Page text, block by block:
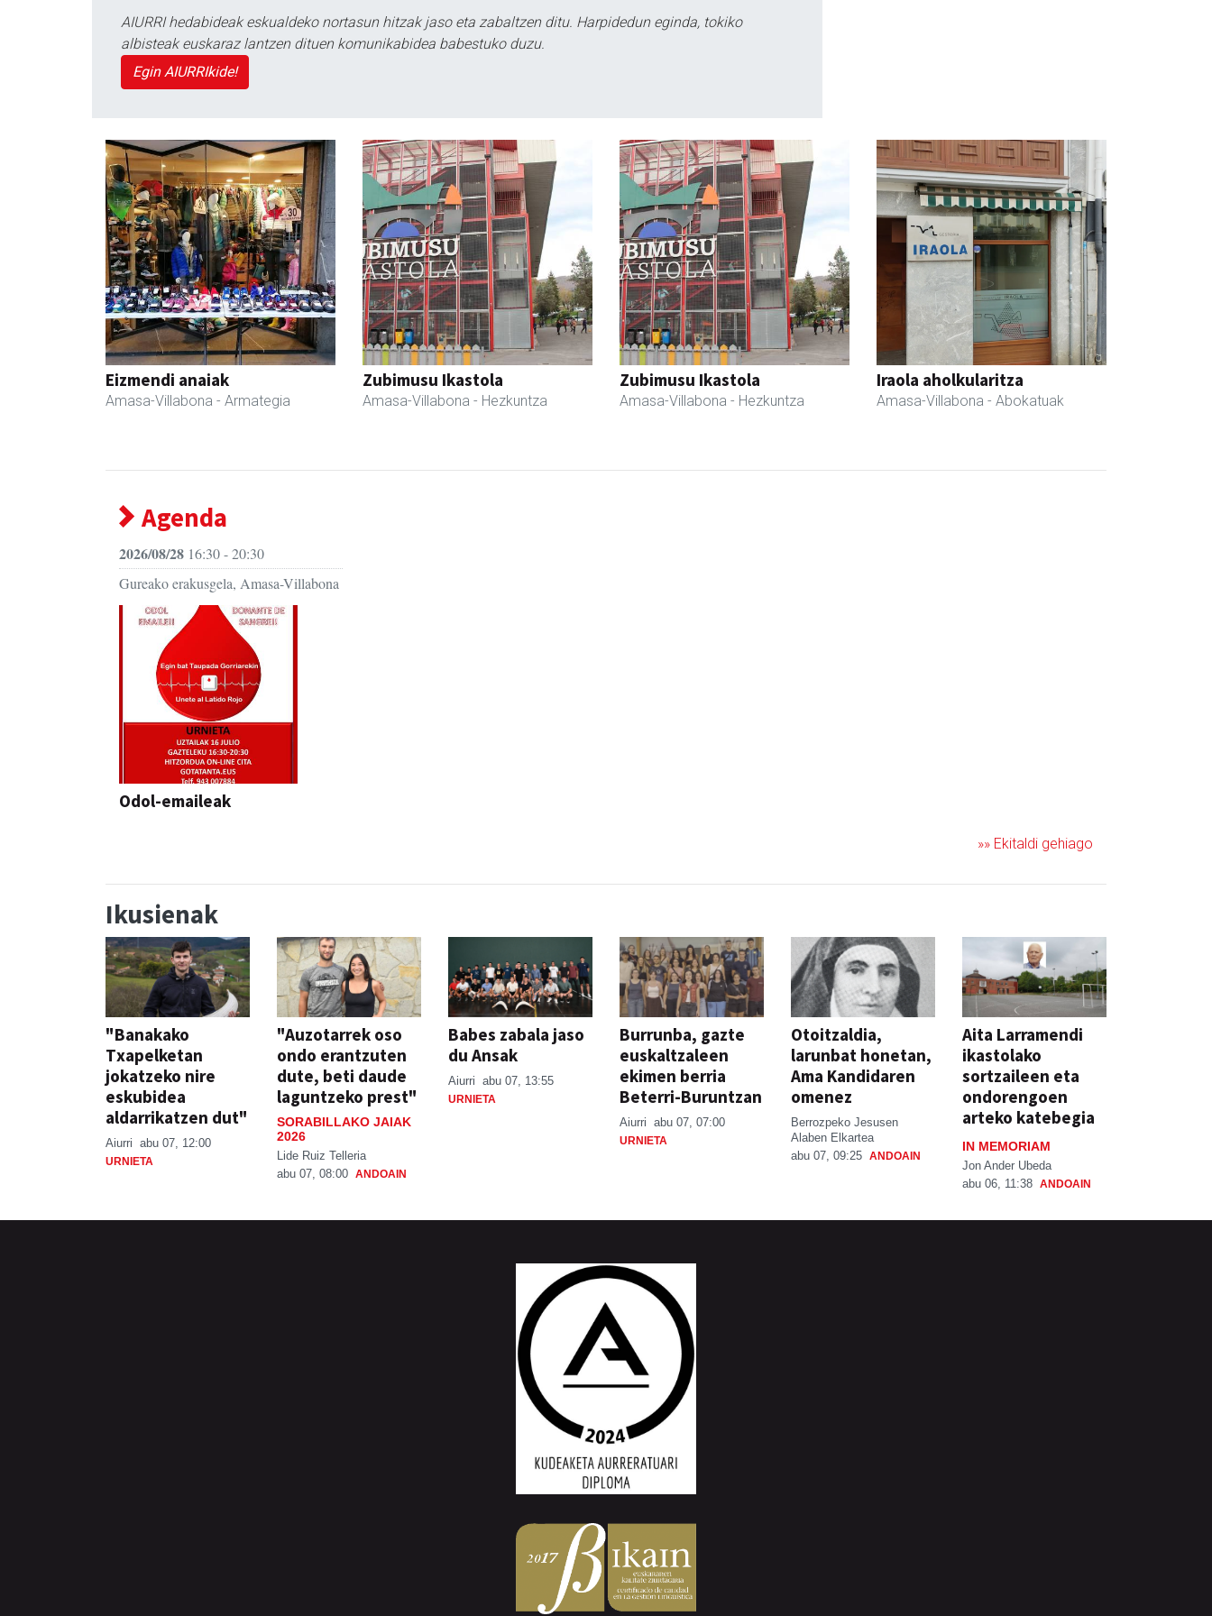
AIURRI hedabideak eskualdeko nortasun hitzak jaso eta zabaltzen ditu. Harpidedun eginda, tokiko
albisteak euskaraz lantzen dituen komunikabidea babestuko duzu.
Egin AIURRIkide!
Eizmendi anaiak
Amasa-Villabona - Armategia
Zubimusu Ikastola
Amasa-Villabona - Hezkuntza
Zubimusu Ikastola
Amasa-Villabona - Hezkuntza
Iraola aholkularitza
Amasa-Villabona - Abokatuak
Agenda
2026/08/28 16:30 - 20:30
Gureako erakusgela, Amasa-Villabona
Odol-emaileak
»» Ekitaldi gehiago
Ikusienak
"Banakako
Txapelketan
jokatzeko nire
eskubidea
aldarrikatzen dut"
Aiurri abu 07, 12:00
URNIETA
"Auzotarrek oso
ondo erantzuten
dute, beti daude
laguntzeko prest"
SORABILLAKO JAIAK
2026
Lide Ruiz Telleria
abu 07, 08:00 ANDOAIN
Babes zabala jaso
du Ansak
Aiurri abu 07, 13:55
URNIETA
Burrunba, gazte
euskaltzaleen
ekimen berria
Beterri-Buruntzan
Aiurri abu 07, 07:00
URNIETA
Otoitzaldia,
larunbat honetan,
Ama Kandidaren
omenez
Berrozpeko Jesusen
Alaben Elkartea
abu 07, 09:25 ANDOAIN
Aita Larramendi
ikastolako
sortzaileen eta
ondorengoen
arteko katebegia
IN MEMORIAM
Jon Ander Ubeda
abu 06, 11:38 ANDOAIN